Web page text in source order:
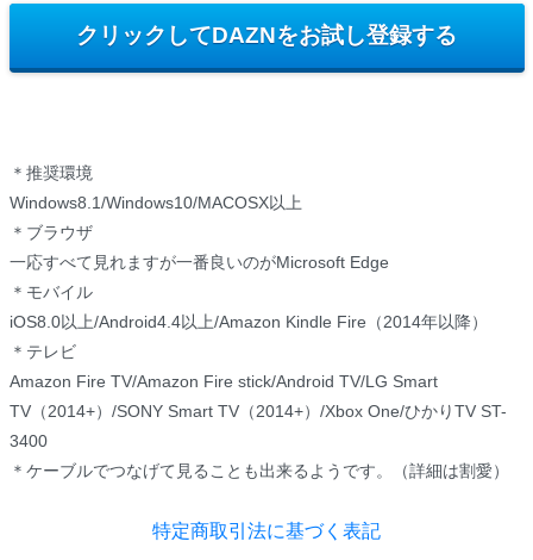
クリックしてDAZNをお試し登録する
＊推奨環境
Windows8.1/Windows10/MACOSX以上
＊ブラウザ
一応すべて見れますが一番良いのがMicrosoft Edge
＊モバイル
iOS8.0以上/Android4.4以上/Amazon Kindle Fire（2014年以降）
＊テレビ
Amazon Fire TV/Amazon Fire stick/Android TV/LG Smart
TV（2014+）/SONY Smart TV（2014+）/Xbox One/ひかりTV ST-
3400
＊ケーブルでつなげて見ることも出来るようです。（詳細は割愛）
特定商取引法に基づく表記